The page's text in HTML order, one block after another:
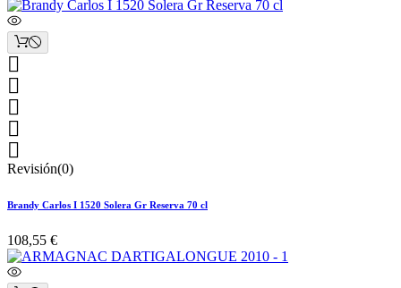





Revisión(0)
Brandy Carlos I 1520 Solera Gr Reserva 70 cl
108,55 €